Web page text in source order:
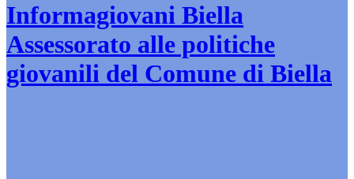
Informagiovani Biella
Assessorato alle politiche
giovanili del Comune di Biella